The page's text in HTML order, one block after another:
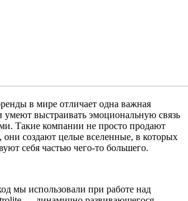
в мире отличает одна важная
выстраивать эмоциональную связь
Такие компании не просто продают
они создают целые вселенные, в которых
себя частью чего-то большего.
мы использовали при работе над